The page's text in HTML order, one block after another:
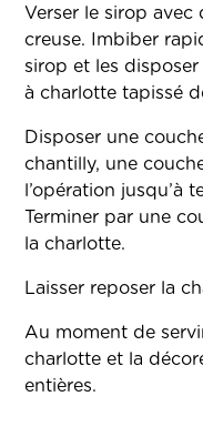
Verser le sirop avec
creuse. Imbiber
sirop et les
à charlotte tapissé
Disposer une
chantilly, une
l’opération jusqu’à
Terminer par une
la charlotte.
Laisser reposer la
Au moment de
charlotte et la
entières.